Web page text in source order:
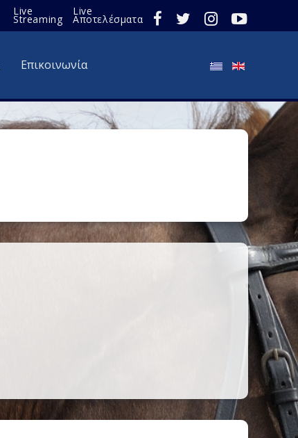
Live
Streaming
Live
Αποτελέσματα
Επικοινωνία